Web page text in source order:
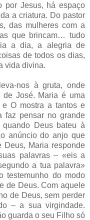
por Jesus, há espaço
a criatura. Do pastor
das mulheres com a
que brincam… tudo
a dia, a alegria de
de todos os dias,
vida divina.
nos à gruta, onde
de José. Maria é uma
O mostra a tantos e
faz pensar no grande
Deus bateu à
anúncio do anjo que
Deus, Maria responde
palavras – «eis a
a tua palavra»
testemunho do modo
de Deus. Com aquele
de Deus, sem perder
– a sua virgindade.
guarda o seu Filho só